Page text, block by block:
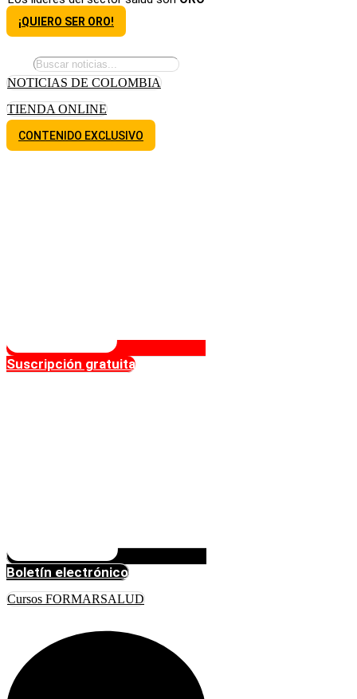
¡QUIERO SER ORO!
NOTICIAS DE COLOMBIA
TIENDA ONLINE
CONTENIDO EXCLUSIVO
Suscripción gratuita
Boletín electrónico
Cursos FORMARSALUD